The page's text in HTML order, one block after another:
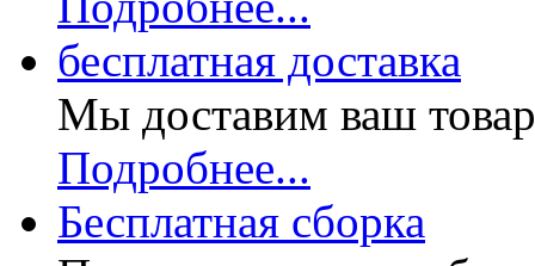
бесплатная доставка
Мы доставим ваш
Подробнее...
Бесплатная сборка